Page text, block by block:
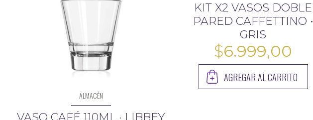
ALMACÉN
VASO CAFÉ 110ML · LIBBEY
KIT X2 VASOS DOBLE
PARED CAFFETTINO •
GRIS
$6.999,00
AGREGAR AL CARRITO